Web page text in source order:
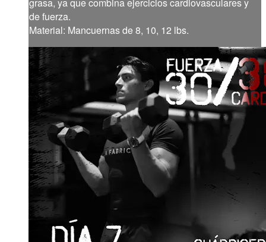
grasa, ya que combina ejercicios cardiovasculares y
de fuerza.
Material: Mancuernas de 8, 10, 12 lbs.